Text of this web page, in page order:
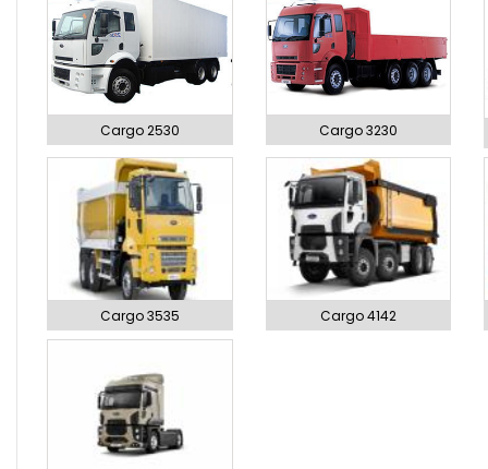
Cargo 2530 Cargo 3230
Cargo 3535 Cargo 4142